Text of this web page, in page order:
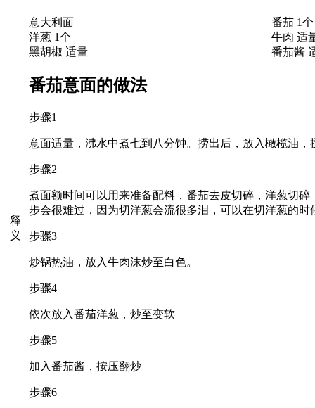
释
义
意大利面
番茄 1个
洋葱 1个
牛肉 适
黑胡椒 适量
番茄酱
番茄意面的做法
步骤1
意面适量，沸水中煮七到八分钟。捞出后，放入橄榄油，
步骤2
煮面额时间可以用来准备配料，番茄去皮切碎，洋葱切
步会很难过，因为切洋葱会流很多泪，可以在切洋葱的
步骤3
炒锅热油，放入牛肉沫炒至白色。
步骤4
依次放入番茄洋葱，炒至变软
步骤5
加入番茄酱，按压翻炒
步骤6